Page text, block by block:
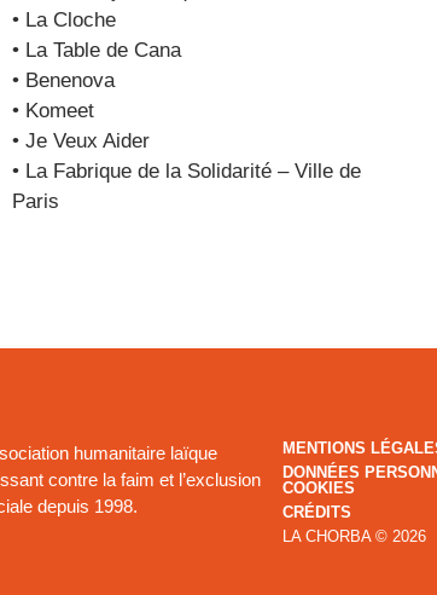
• La Cloche
• La Table de Cana
• Benenova
• Komeet
• Je Veux Aider
• La Fabrique de la Solidarité – Ville de
Paris
humanitaire laïque
contre la faim et l’exclusion
depuis 1998.
MENTIONS
DONNÉES
COOKIES
CRÉDITS
LA CHORBA © 2026